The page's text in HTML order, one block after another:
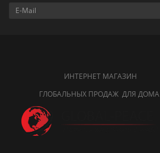
ИНТЕРНЕТ МАГАЗИН
ГЛОБАЛЬНЫХ ПРОДАЖ ДЛЯ ДОМА